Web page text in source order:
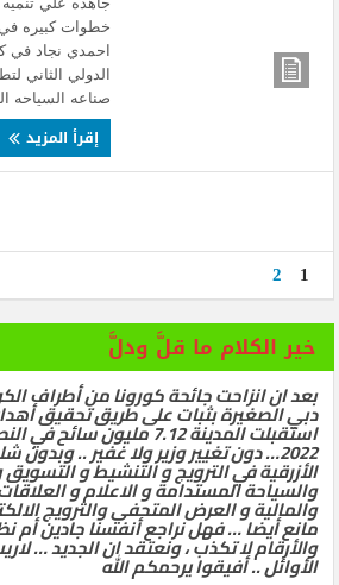
خطوات كبيره في
احمدي نجاد في
الدولي الثاني
صناعه السياحه
إقرأ المزيد
1
2
خير الكلام ما قلَّ ودلَّ
بعد ان انزاحت جائحة كورونا من أطراف
دبي الصغيرة بثبات على طريق تحقيق
استقبلت المدينة 7.12 مليون
2022… دون تغيير وزير ولا غفير ..
الأزرقية في الترويج و التنشيط و التسويق
والسياحة المستدامة و الاعلام و
والمالية و العرض المتحفي والترويج
مانع أيضا … فهل نراجع أنفسنا جادين أم
والأرقام لا تكذب ، ونعتقد ان الجديد …
الأوائل .. أفيقوا يرحمكم الله